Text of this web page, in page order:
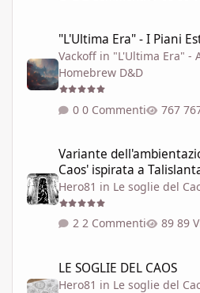
"L'Ultima Era" - I Piani
Vackoff in "L'Ultima Era" -
Homebrew D&D
0 Commenti
Variante
Caos' ispirata a
Hero81 in Le soglie del
2 Commenti 89
LE SOGLIE DEL CAOS
Hero81 in Le soglie del